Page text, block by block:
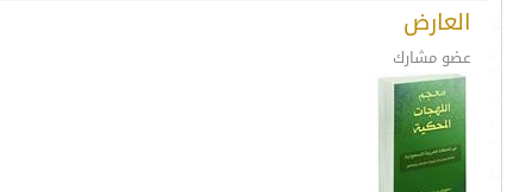
العارض
عضو مشارك